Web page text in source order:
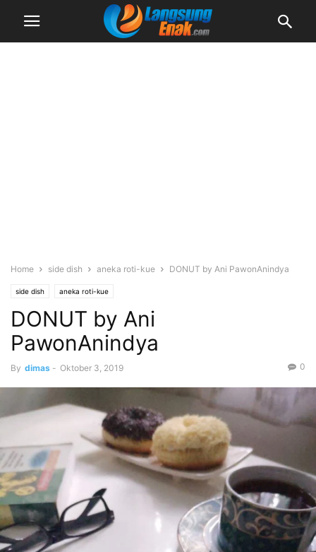
Home side dish aneka roti-kue DONUT by Ani PawonAnindya
side dish aneka roti-kue
DONUT by Ani
PawonAnindya
By dimas - Oktober 3, 2019 0